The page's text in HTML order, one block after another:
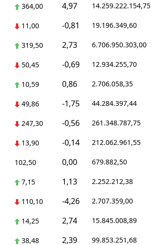
364,00 4,97 14.259.222.154,75
11,00 -0,81 19.196.349,60
319,50 2,73 6.706.950.303,00
50,45 -0,69 12.934.255,70
10,59 0,86 2.706.058,35
49,86 -1,75 44.284.397,44
247,30 -0,56 261.348.787,75
13,90 -0,14 212.062.961,55
102,50 0,00 679.882,50
7,15 1,13 2.252.212,38
110,10 -4,26 2.707.359,00
14,25 2,74 15.845.008,89
38,48 2,39 99.853.251,68